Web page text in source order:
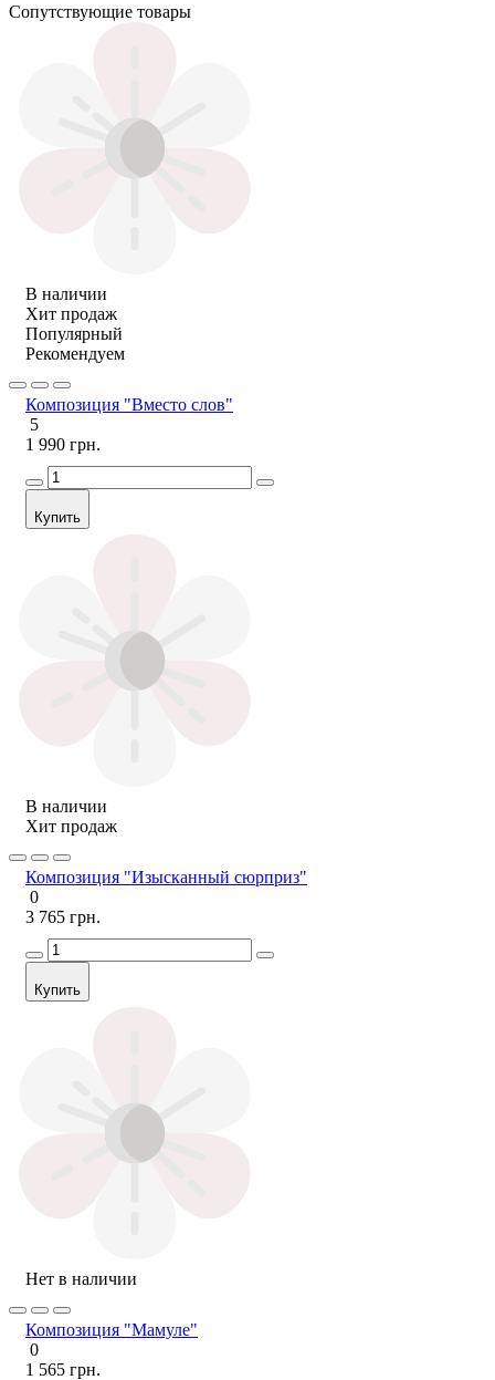
Сопутствующие товары
В наличии
Хит продаж
Популярный
Рекомендуем
Композиция "Вместо слов"
5
1 990 грн.
Купить
В наличии
Хит продаж
Композиция "Изысканный сюрприз"
0
3 765 грн.
Купить
Нет в наличии
Композиция "Мамуле"
0
1 565 грн.